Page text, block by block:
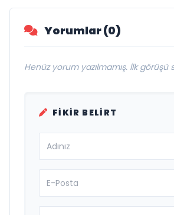
Yorumlar (0)
Henüz yorum yazılmamış. İlk görüşü
FIKIR BELIRT